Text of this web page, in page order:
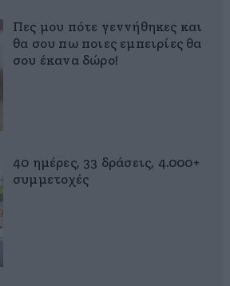
Πες μου πότε γεννήθηκες και
θα σου πω ποιες εμπειρίες θα
σου έκανα δώρο!
40 ημέρες, 33 δράσεις, 4.000+
συμμετοχές